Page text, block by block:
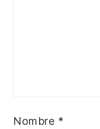
Nombre *